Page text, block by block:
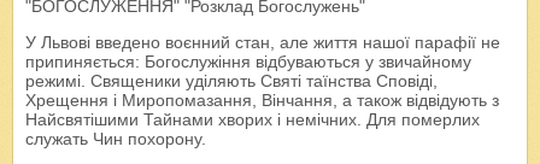
"БОГОСЛУЖЕННЯ" "Розклад Богослужень"
У Львові введено воєнний стан, але життя нашої парафії не
припиняється: Богослужіння відбуваються у звичайному
режимі. Священики уділяють Святі таїнства Сповіді,
Хрещення і Миропомазання, Вінчання, а також відвідують з
Найсвятішими Тайнами хворих і немічних. Для померлих
служать Чин похорону.